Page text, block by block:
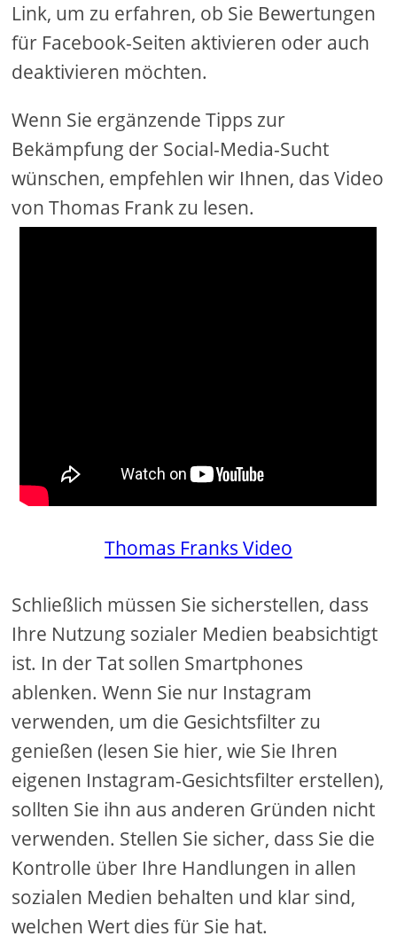
Link, um zu erfahren, ob Sie Bewertungen
für Facebook-Seiten aktivieren oder auch
deaktivieren möchten.
Wenn Sie ergänzende Tipps zur
Bekämpfung der Social-Media-Sucht
wünschen, empfehlen wir Ihnen, das Video
von Thomas Frank zu lesen.
Thomas Franks Video
Schließlich müssen Sie sicherstellen, dass
Ihre Nutzung sozialer Medien beabsichtigt
ist. In der Tat sollen Smartphones
ablenken. Wenn Sie nur Instagram
verwenden, um die Gesichtsfilter zu
genießen (lesen Sie hier, wie Sie Ihren
eigenen Instagram-Gesichtsfilter erstellen),
sollten Sie ihn aus anderen Gründen nicht
verwenden. Stellen Sie sicher, dass Sie die
Kontrolle über Ihre Handlungen in allen
sozialen Medien behalten und klar sind,
welchen Wert dies für Sie hat.